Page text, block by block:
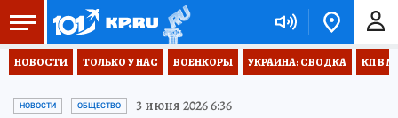
НОВОСТИ ТОЛЬКО У НАС ВОЕНКОРЫ УКРАИНА: СВОДКА КП В
НОВОСТИ ОБЩЕСТВО 3 июня 2026 6:36